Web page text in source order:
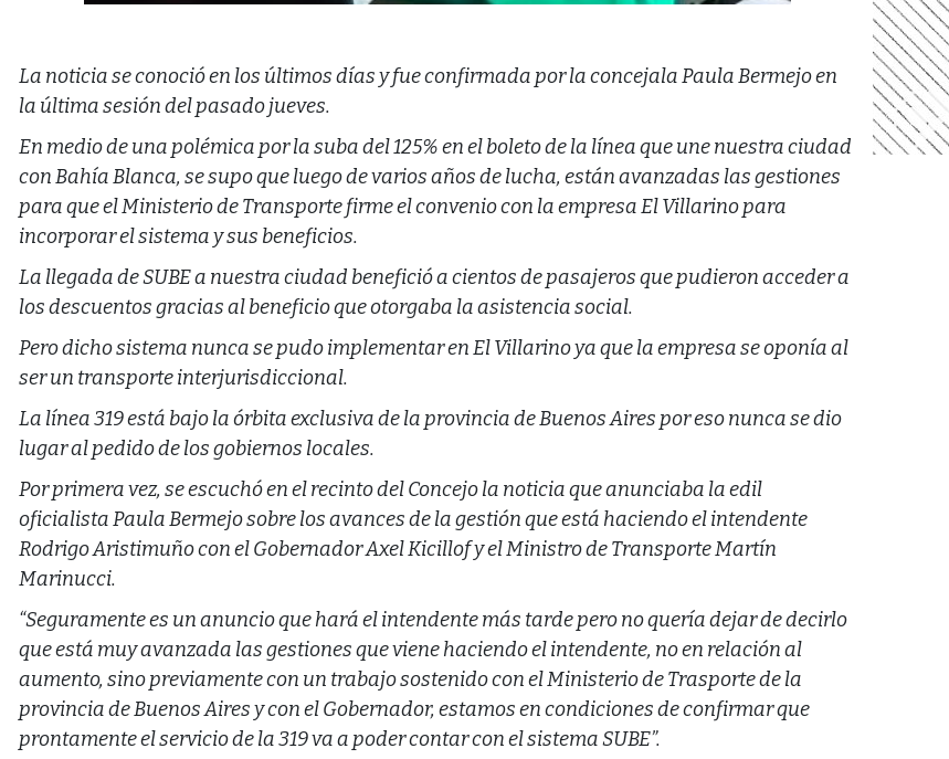
La noticia se conoció en los últimos días y fue confirmada por la concejala Paula Bermejo en
la última sesión del pasado jueves.
En medio de una polémica por la suba del 125% en el boleto de la línea que une nuestra ciudad
con Bahía Blanca, se supo que luego de varios años de lucha, están avanzadas las gestiones
para que el Ministerio de Transporte firme el convenio con la empresa El Villarino para
incorporar el sistema y sus beneficios.
La llegada de SUBE a nuestra ciudad benefició a cientos de pasajeros que pudieron acceder a
los descuentos gracias al beneficio que otorgaba la asistencia social.
Pero dicho sistema nunca se pudo implementar en El Villarino ya que la empresa se oponía al
ser un transporte interjurisdiccional.
La línea 319 está bajo la órbita exclusiva de la provincia de Buenos Aires por eso nunca se dio
lugar al pedido de los gobiernos locales.
Por primera vez, se escuchó en el recinto del Concejo la noticia que anunciaba la edil
oficialista Paula Bermejo sobre los avances de la gestión que está haciendo el intendente
Rodrigo Aristimuño con el Gobernador Axel Kicillof y el Ministro de Transporte Martín
Marinucci.
“Seguramente es un anuncio que hará el intendente más tarde pero no quería dejar de decirlo
que está muy avanzada las gestiones que viene haciendo el intendente, no en relación al
aumento, sino previamente con un trabajo sostenido con el Ministerio de Trasporte de la
provincia de Buenos Aires y con el Gobernador, estamos en condiciones de confirmar que
prontamente el servicio de la 319 va a poder contar con el sistema SUBE”.